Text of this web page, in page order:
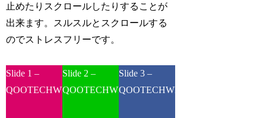
止めたりスクロールしたりすることが
出来ます。スルスルとスクロールする
のでストレスフリーです。
Slide 1 –
QOOTECHWEB
Slide 2 –
QOOTECHWEB
Slide 3 –
QOOTECHWEB